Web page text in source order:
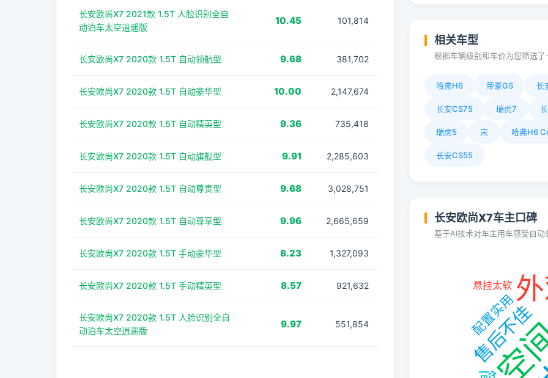
长安欧尚X7 2021款 1.5T 人脸识别全自
动泊车太空逍遥版
10.45 101,814
长安欧尚X7 2020款 1.5T 自动领航型 9.68 381,702
长安欧尚X7 2020款 1.5T 自动豪华型 10.00 2,147,674
长安欧尚X7 2020款 1.5T 自动精英型 9.36 735,418
长安欧尚X7 2020款 1.5T 自动旗舰型 9.91 2,285,603
长安欧尚X7 2020款 1.5T 自动尊贵型 9.68 3,028,751
长安欧尚X7 2020款 1.5T 自动尊享型 9.96 2,665,659
长安欧尚X7 2020款 1.5T 手动豪华型 8.23 1,327,093
长安欧尚X7 2020款 1.5T 手动精英型 8.57 921,632
长安欧尚X7 2020款 1.5T 人脸识别全自
动泊车太空逍遥版
9.97 551,854
相关车型
根据车辆级别和车价为您筛选
哈弗H6 帝豪GS 长
长安CS75 瑞虎7
瑞虎5 宋 哈弗H6
长安CS55
长安欧尚X7车主口碑
基于AI技术对车主用车感受自